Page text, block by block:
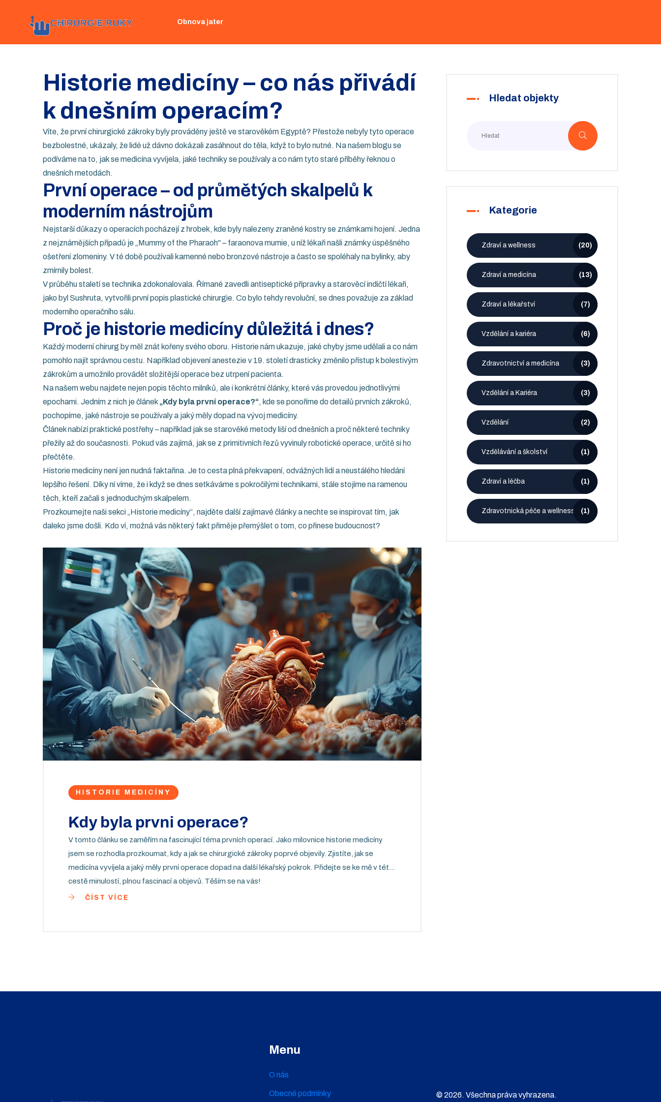
Obnova jater
Historie medicíny – co nás přivádí
k dnešním operacím?
Víte, že první chirurgické zákroky byly prováděny ještě ve starověkém Egyptě? Přestože nebyly tyto operace
bezbolestné, ukázaly, že lidé už dávno dokázali zasáhnout do těla, když to bylo nutné. Na našem blogu se
podíváme na to, jak se medicína vyvíjela, jaké techniky se používaly a co nám tyto staré příběhy řeknou o
dnešních metodách.
První operace – od průmětých skalpelů k
moderním nástrojům
Nejstarší důkazy o operacích pocházejí z hrobek, kde byly nalezeny zraněné kostry se známkami hojení. Jedna
z nejznámějších případů je „Mummy of the Pharaoh" – faraonova mumie, u níž lékaři našli známky úspěšného
ošetření zlomeniny. V té době používali kamenné nebo bronzové nástroje a často se spoléhaly na bylinky, aby
zmírnily bolest.
V průběhu staletí se technika zdokonalovala. Římané zavedli antiseptické přípravky a starověcí indičtí lékaři,
jako byl Sushruta, vytvořili první popis plastické chirurgie. Co bylo tehdy revoluční, se dnes považuje za základ
moderního operačního sálu.
Proč je historie medicíny důležitá i dnes?
Každý moderní chirurg by měl znát kořeny svého oboru. Historie nám ukazuje, jaké chyby jsme udělali a co nám
pomohlo najít správnou cestu. Například objevení anestezie v 19. století drasticky změnilo přístup k bolestivým
zákrokům a umožnilo provádět složitější operace bez utrpení pacienta.
Na našem webu najdete nejen popis těchto milníků, ale i konkrétní články, které vás provedou jednotlivými
epochami. Jedním z nich je článek „Kdy byla první operace?“, kde se ponoříme do detailů prvních zákroků,
pochopíme, jaké nástroje se používaly a jaký měly dopad na vývoj medicíny.
Článek nabízí praktické postřehy – například jak se starověké metody liší od dnešních a proč některé techniky
přežily až do současnosti. Pokud vás zajímá, jak se z primitivních řezů vyvinuly robotické operace, určitě si ho
přečtěte.
Historie medicíny není jen nudná faktařina. Je to cesta plná překvapení, odvážných lidí a neustálého hledání
lepšího řešení. Díky ní víme, že i když se dnes setkáváme s pokročilými technikami, stále stojíme na ramenou
těch, kteří začali s jednoduchým skalpelem.
Prozkoumejte naši sekci „Historie medicíny“, najděte další zajímavé články a nechte se inspirovat tím, jak
daleko jsme došli. Kdo ví, možná vás některý fakt přiměje přemýšlet o tom, co přinese budoucnost?
HISTORIE MEDICÍNY
Kdy byla prvni operace?
V tomto článku se zaměřím na fascinující téma prvních operací. Jako milovnice historie medicíny
jsem se rozhodla prozkoumat, kdy a jak se chirurgické zákroky poprvé objevily. Zjistíte, jak se
medicína vyvíjela a jaký měly první operace dopad na další lékařský pokrok. Přidejte se ke mě v této
cestě minulostí, plnou fascinací a objevů. Těším se na vás!
ČÍST VÍCE
Hledat objekty
Kategorie
Zdraví a wellness (20)
Zdraví a medicína (13)
Zdraví a lékařství (7)
Vzdělání a kariéra (6)
Zdravotnictví a medicína (3)
Vzdělání a Kariéra (3)
Vzdělání (2)
Vzdělávání a školství (1)
Zdraví a léčba (1)
Zdravotnická péče a wellness (1)
Menu
O nás
Obecné podmínky © 2026. Všechna práva vyhrazena.